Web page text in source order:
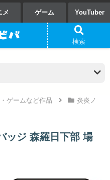
メ ゲーム YouTuber
ゲームなど作品
炎炎ノ
ッジ 森羅日下部 場
検索